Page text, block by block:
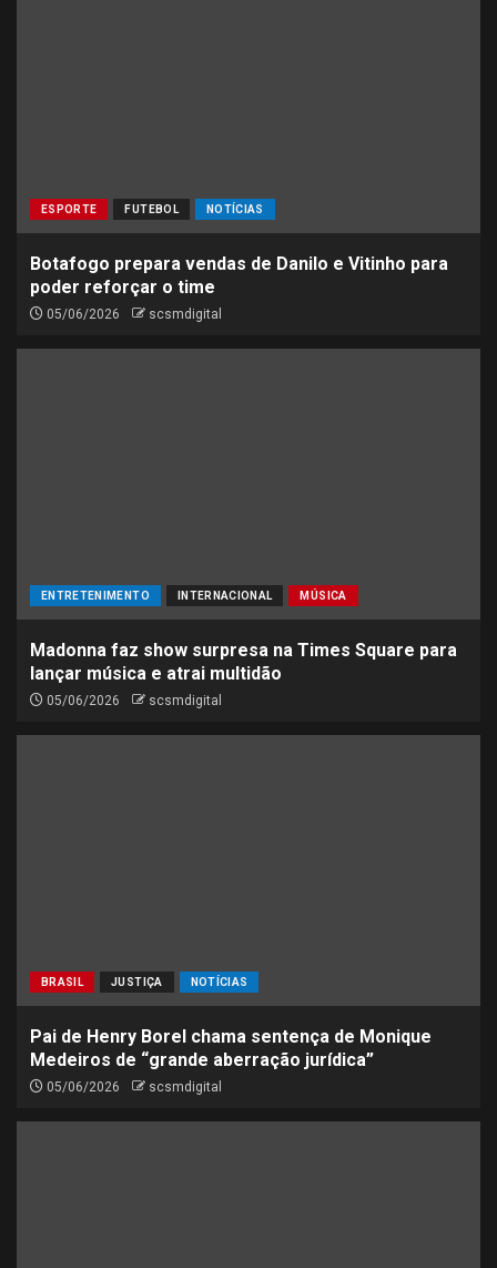
ESPORTE FUTEBOL NOTÍCIAS
Botafogo prepara vendas de Danilo e Vitinho para
poder reforçar o time
05/06/2026 scsmdigital
ENTRETENIMENTO INTERNACIONAL MÚSICA
Madonna faz show surpresa na Times Square para
lançar música e atrai multidão
05/06/2026 scsmdigital
BRASIL JUSTIÇA NOTÍCIAS
Pai de Henry Borel chama sentença de Monique
Medeiros de “grande aberração jurídica”
05/06/2026 scsmdigital